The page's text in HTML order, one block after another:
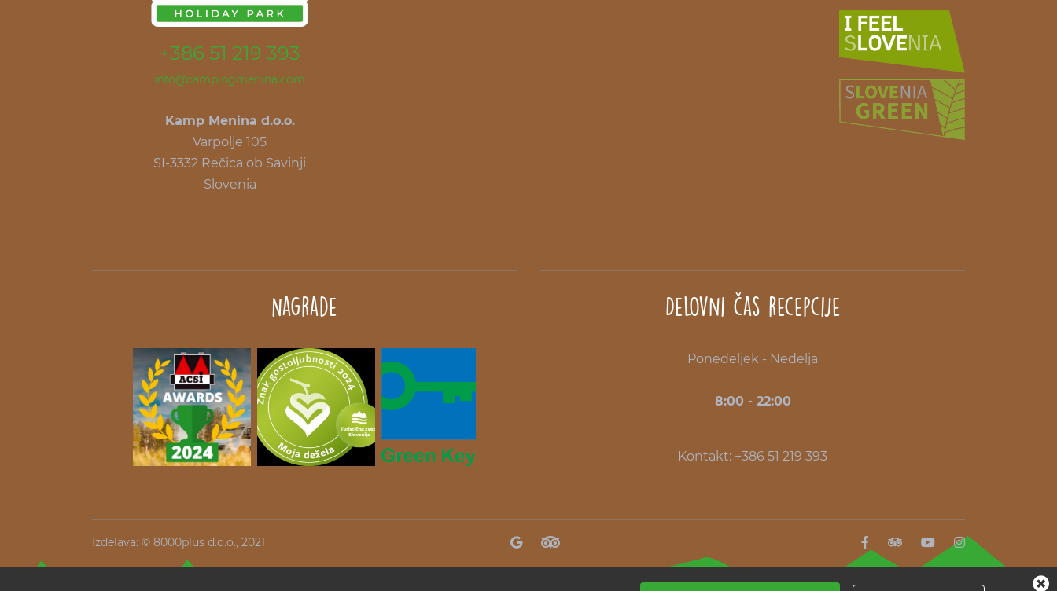
+386 51 219 393
info@campingmenina.com
Kamp Menina d.o.o.
Varpolje 105
SI-3332 Rečica ob Savinji
Slovenia
Nagrade Delovni čas recepcije
Ponedeljek - Nedelja
8:00 - 22:00
Kontakt: +386 51 219 393
Izdelava: © 8000plus d.o.o., 2021